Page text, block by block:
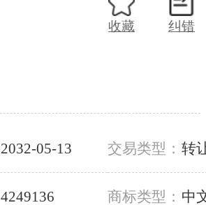
纠错
收藏
2032-05-13 交易类型： 转
4249136 商标类型： 中